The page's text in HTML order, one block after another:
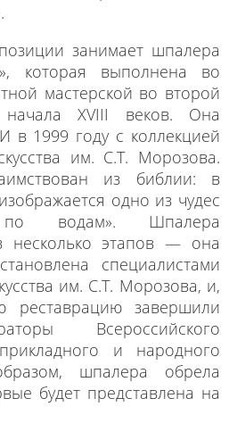
занимает шпалера
которая выполнена во
мастерской во второй
XVIII веков. Она
в 1999 году с коллекцией
им. С.Т. Морозова.
из библии: в
одно из чудес
водам». Шпалера
несколько этапов — она
специалистами
им. С.Т. Морозова, и,
завершили
Всероссийского
и народного
шпалера обрела
будет представлена на